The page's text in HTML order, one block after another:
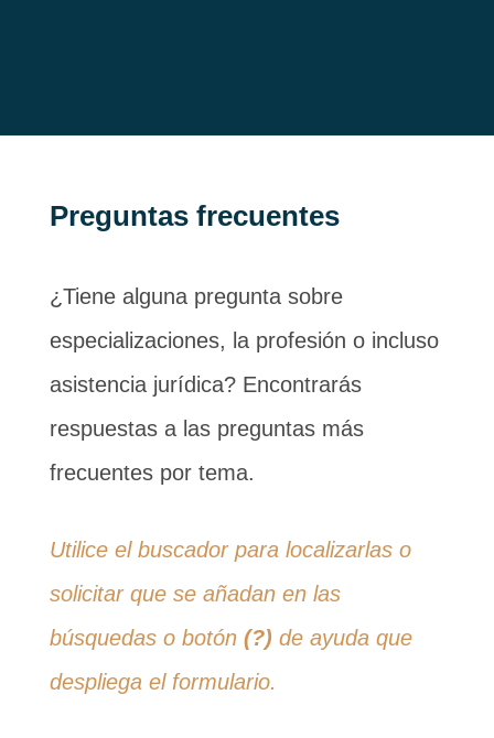
Preguntas frecuentes
¿Tiene alguna pregunta sobre
especializaciones, la profesión o incluso
asistencia jurídica? Encontrarás
respuestas a las preguntas más
frecuentes por tema.
Utilice el buscador para localizarlas o
solicitar que se añadan en las
búsquedas o botón (?) de ayuda que
despliega el formulario.